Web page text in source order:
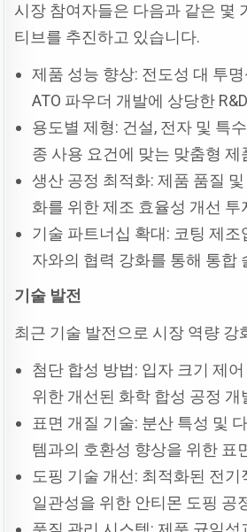
시장 참여자들은 다음과 같은 몇
티브를 추진하고 있습니다.
제품 성능 향상: 전도성 대 투
ATO 파우더 개발에 상당한
용도별 제형: 건설, 전자 및 특
종 사용 요건에 맞는 맞춤형 제
생산 공정 최적화: 제품 품질
화를 위한 제조 효율성 개선 투
기술 파트너십 확대: 코팅 제조
자와의 협력 강화를 통해 통합
기술 발전
최근 기술 발전으로 시장 역량 강
첨단 합성 방법: 입자 크기 제
위한 개선된 화학 합성 공정 개
표면 개질 기술: 분산 특성 및
템과의 호환성 향상을 위한 표
도핑 기술 개선: 최적화된 전기
일관성을 위한 안티몬 도핑 공